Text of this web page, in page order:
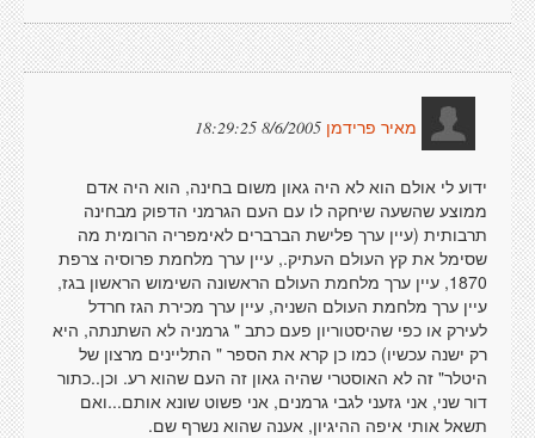
מאיר פרידמן 8/6/2005 18:29:25
ידוע לי אולם הוא לא היה גאון משום בחינה, הוא היה אדם
ממוצע שהשעה שיחקה לו עם העם הגרמני הדפוק מבחינה
תרבותית (עיין ערך פלישת הברברים לאימפריה הרומית מה
שסימל את קץ העולם העתיק., עיין ערך מלחמת פרוסיה צרפת
1870, עיין ערך מלחמת העולם הראשונה השימוש הראשון בגז,
עיין ערך מלחמת העולם השניה, עיין ערך מכירת הגז חרדל
לעירק או כפי שהיסטוריון פעם כתב " גרמניה לא השתנתה, היא
רק ישנה עכשיו) כמו כן קרא את הספר " התליינים מרצון של
היטלר" זה לא האוסטרי שהיה גאון זה העם שהוא רע. וכן..כתור
דור שני, אני גזעני לגבי גרמנים, אני פשוט שונא אותם...ואם
תשאל אותי איפה ההיגיון, אענה שהוא נשרף שם.